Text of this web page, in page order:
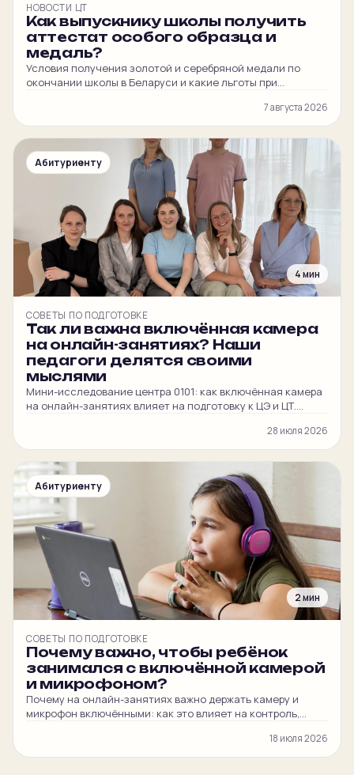
НОВОСТИ ЦТ
Как выпускнику школы получить
аттестат особого образца и
медаль?
Условия получения золотой и серебряной медали по
окончании школы в Беларуси и какие льготы при
7 августа 2026
Абитуриенту
4 мин
СОВЕТЫ ПО ПОДГОТОВКЕ
Так ли важна включённая камера
на онлайн-занятиях? Наши
педагоги делятся своими
мыслями
Мини-исследование центра 0101: как включённая камера
на онлайн-занятиях влияет на подготовку к ЦЭ и ЦТ.
28 июля 2026
Абитуриенту
2 мин
СОВЕТЫ ПО ПОДГОТОВКЕ
Почему важно, чтобы ребёнок
занимался с включённой камерой
и микрофоном?
Почему на онлайн-занятиях важно держать камеру и
микрофон включёнными: как это влияет на контроль,
18 июля 2026